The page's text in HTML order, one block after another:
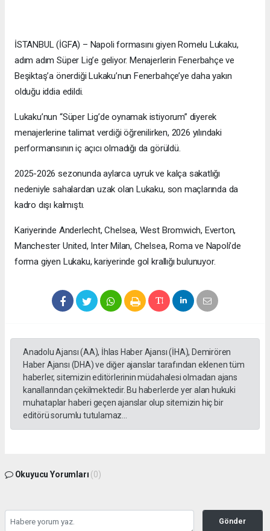
İSTANBUL (İGFA) – Napoli formasını giyen Romelu Lukaku,
adım adım Süper Lig’e geliyor. Menajerlerin Fenerbahçe ve
Beşiktaş’a önerdiği Lukaku’nun Fenerbahçe’ye daha yakın
olduğu iddia edildi.
Lukaku’nun “Süper Lig’de oynamak istiyorum” diyerek
menajerlerine talimat verdiği öğrenilirken, 2026 yılındaki
performansının iç açıcı olmadığı da görüldü.
2025-2026 sezonunda aylarca uyruk ve kalça sakatlığı
nedeniyle sahalardan uzak olan Lukaku, son maçlarında da
kadro dışı kalmıştı.
Kariyerinde Anderlecht, Chelsea, West Bromwich, Everton,
Manchester United, Inter Milan, Chelsea, Roma ve Napoli’de
forma giyen Lukaku, kariyerinde gol krallığı bulunuyor.
Anadolu Ajansı (AA), İhlas Haber Ajansı (İHA), Demirören
Haber Ajansı (DHA) ve diğer ajanslar tarafından eklenen tüm
haberler, sitemizin editörlerinin müdahalesi olmadan ajans
kanallarından çekilmektedir. Bu haberlerde yer alan hukuki
muhataplar haberi geçen ajanslar olup sitemizin hiç bir
editörü sorumlu tutulamaz...
Okuyucu Yorumları (0)
Gönder